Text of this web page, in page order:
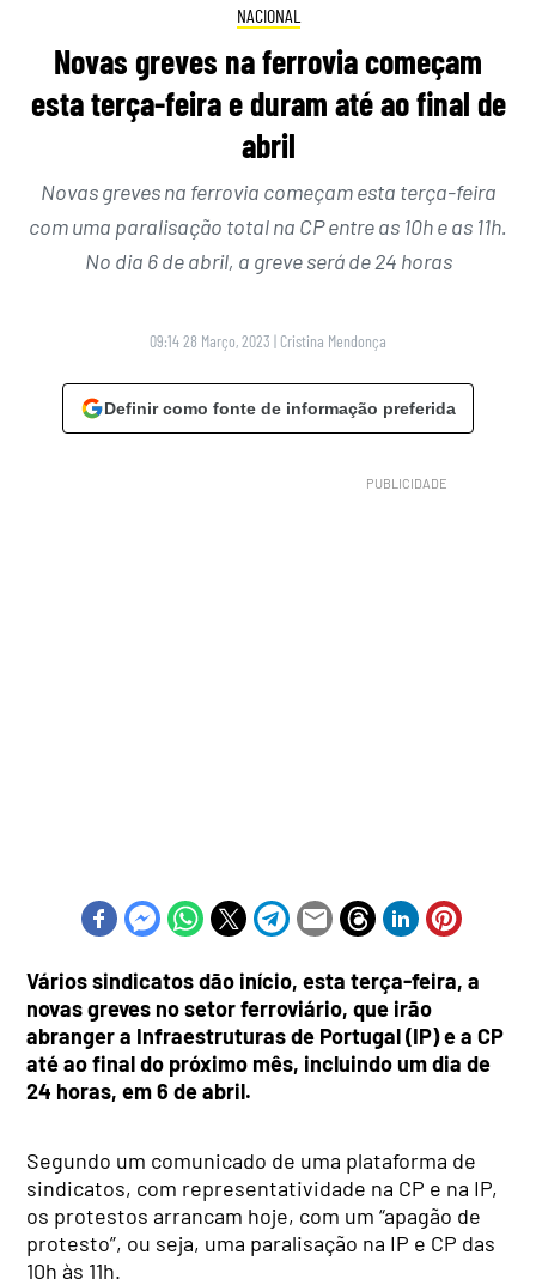
NACIONAL
Novas greves na ferrovia começam
esta terça-feira e duram até ao final de
abril
Novas greves na ferrovia começam esta terça-feira
com uma paralisação total na CP entre as 10h e as 11h.
No dia 6 de abril, a greve será de 24 horas
09:14 28 Março, 2023 | Cristina Mendonça
Definir como fonte de informação preferida
Vários sindicatos dão início, esta terça-feira, a
novas greves no setor ferroviário, que irão
abranger a Infraestruturas de Portugal (IP) e a CP
até ao final do próximo mês, incluindo um dia de
24 horas, em 6 de abril.
Segundo um comunicado de uma plataforma de
sindicatos, com representatividade na CP e na IP,
os protestos arrancam hoje, com um “apagão de
protesto”, ou seja, uma paralisação na IP e CP das
10h às 11h.